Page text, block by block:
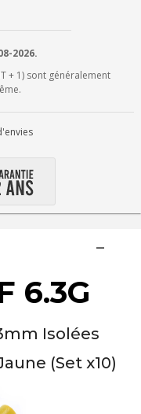
2026.
+ 1) sont généralement
6.3G
Isolées
(Set x10)